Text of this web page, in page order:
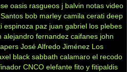
oasis rasgueos j balvin notas video
bob marley camila cerati deep
espinoza paz juan gabriel los plebes
alejandro fernandez caifanes john
José Alfredo Jiménez Los
black sabbath calamaro el recodo
CNCO elefante fito y fitipaldis